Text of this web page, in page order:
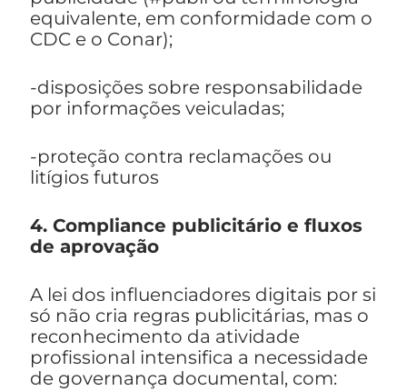
equivalente, em conformidade com o
CDC e o Conar);
-disposições sobre responsabilidade
por informações veiculadas;
-proteção contra reclamações ou
litígios futuros
4. Compliance publicitário e fluxos
de aprovação
A lei dos influenciadores digitais por si
só não cria regras publicitárias, mas o
reconhecimento da atividade
profissional intensifica a necessidade
de governança documental, com: